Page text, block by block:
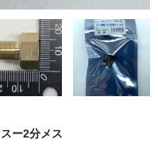
ー2分メス